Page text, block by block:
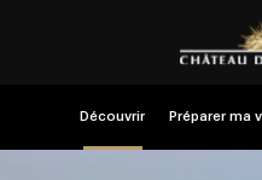
Découvrir Préparer ma